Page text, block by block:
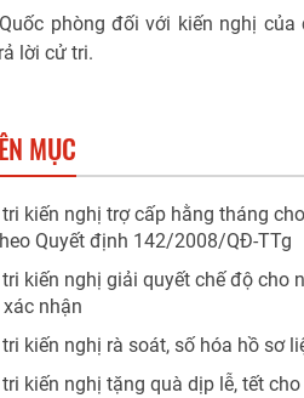
phòng đối với kiến nghị
lời cử tri.
MỤC
kiến nghị trợ cấp hằng tháng
Quyết định 142/2008/QĐ-TTg
kiến nghị giải quyết chế độ
nhận
kiến nghị rà soát, số hóa hồ sơ
kiến nghị tặng quà dịp lễ, tết